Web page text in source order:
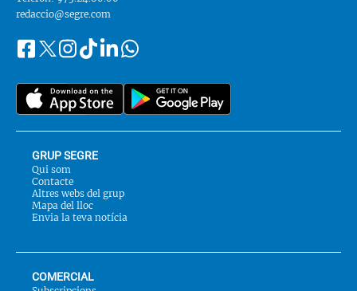
redaccio@segre.com
Segueix-
a::
FacebookInstagram
TiktokLinkedinWhatsapp
GRUP SEGRE
Qui som
Contacte
Altres webs del grup
Mapa del lloc
Envia la teva notícia
COMERCIAL